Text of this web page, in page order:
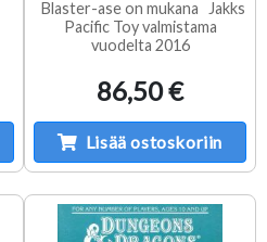
Blaster-ase on mukana Jakks
Pacific Toy valmistama
vuodelta 2016
86,50 €
Lisää ostoskoriin